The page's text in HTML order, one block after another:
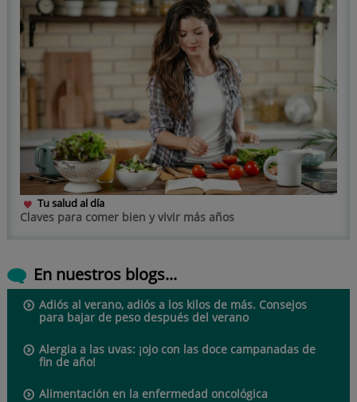
Tu salud al día
Claves para comer bien y vivir más años
En nuestros blogs...
Adiós al verano, adiós a los kilos de más. Consejos
para bajar de peso después del verano
Alergia a las uvas: ¡ojo con las doce campanadas de
fin de año!
Alimentación en la enfermedad oncológica